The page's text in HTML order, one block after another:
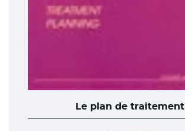
Le plan de traitement